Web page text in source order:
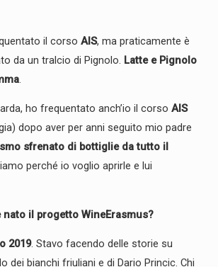
il corso AIS, ma praticamente è
da un tralcio di Pignolo. Latte e Pignolo
.
ho frequentato anch’io il corso AIS
dopo aver per anni seguito mio padre
sfrenato di bottiglie da tutto il
perché io voglio aprirle e lui
nato il progetto WineErasmus?
2019. Stavo facendo delle storie su
dei bianchi friuliani e di Dario Princic. Chi